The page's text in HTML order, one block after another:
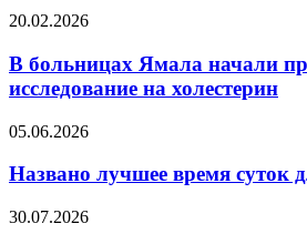
как
будет
работать
В
Ямала
начали
проводить
исследование
холестерин
20.02.2026
В больницах Ямала начали
исследование на холестерин
Названо
время
для
05.06.2026
Названо лучшее время суток
Как
30.07.2026